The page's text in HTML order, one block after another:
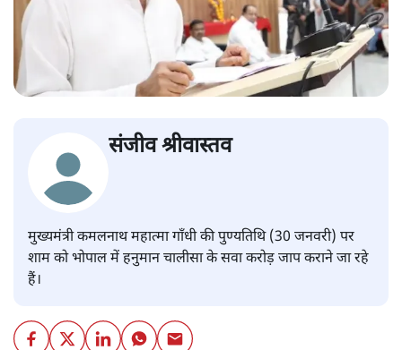
संजीव श्रीवास्तव
मुख्यमंत्री कमलनाथ महात्मा गाँधी की पुण्यतिथि (30 जनवरी) पर
शाम को भोपाल में हनुमान चालीसा के सवा करोड़ जाप कराने जा रहे
हैं।